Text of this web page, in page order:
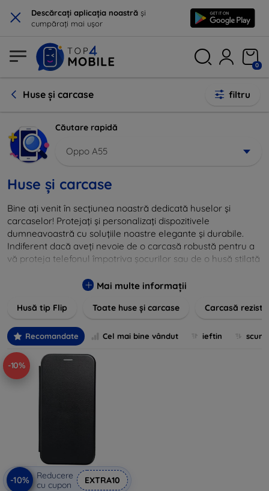
× Descărcați aplicația noastră și
cumpărați mai ușor
0
Huse și carcase filtru
Căutare rapidă
Oppo A55
Huse și carcase
Bine ați venit în secțiunea noastră dedicată huselor și
carcaselor! Protejați și personalizați dispozitivele
dumneavoastră cu soluțiile noastre elegante și durabile.
Indiferent dacă aveți nevoie de o carcasă robustă pentru a
vă proteja telefonul împotriva șocurilor sau de o husă stilată
îndeplinească toate cerințele dvs. Descoperiți varietatea
designuri inovatoare menite să ofere nu doar protecție, ci și
Mai multe informații
Husă tip Flip Toate huse și carcase Carcasă
Recomandate Cel mai bine vândut ieftin
-10%
-10%
Reducere
cu cupon
EXTRA10